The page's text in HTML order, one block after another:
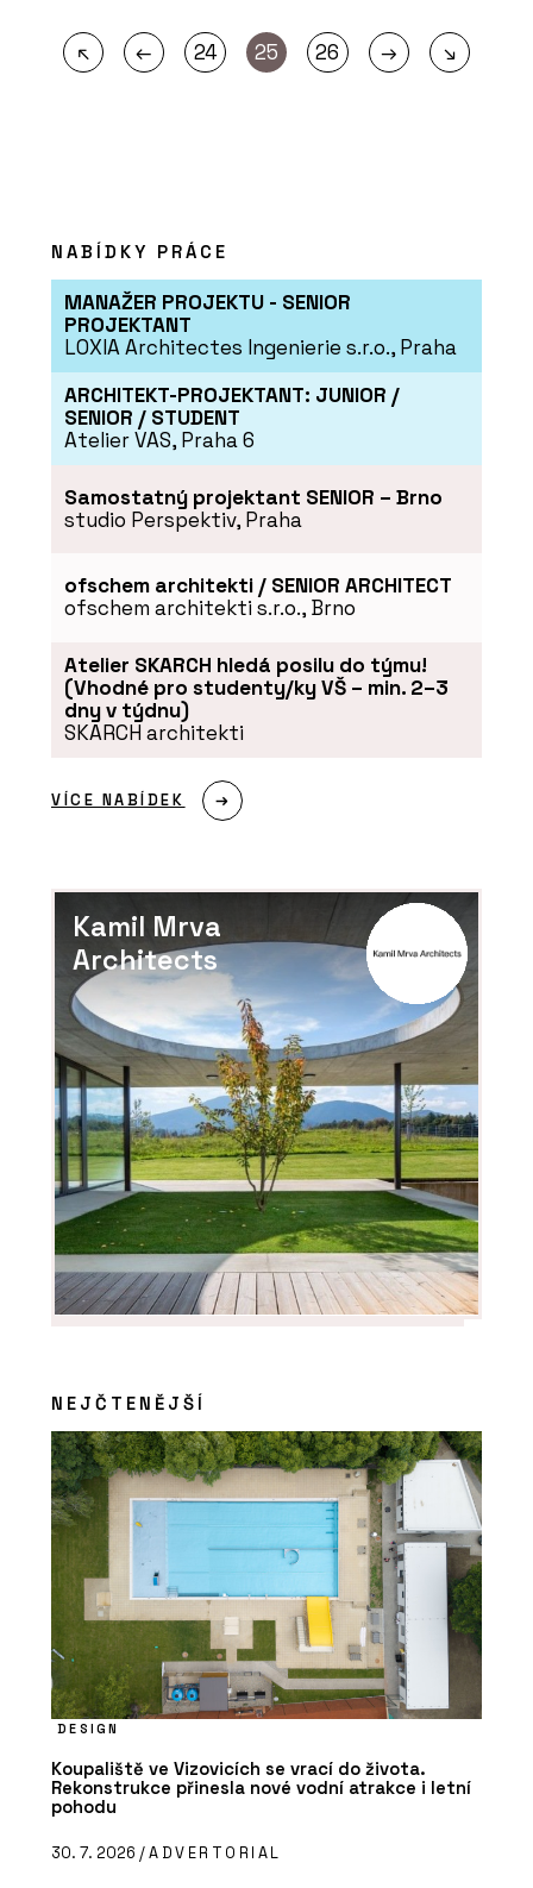
↖ ← 24 25 26 → ↘
NABÍDKY PRÁCE
MANAŽER PROJEKTU - SENIOR
PROJEKTANT
LOXIA Architectes Ingenierie s.r.o., Praha
ARCHITEKT-PROJEKTANT: JUNIOR /
SENIOR / STUDENT
Atelier VAS, Praha 6
Samostatný projektant SENIOR – Brno
studio Perspektiv, Praha
ofschem architekti / SENIOR ARCHITECT
ofschem architekti s.r.o., Brno
Atelier SKARCH hledá posilu do týmu!
(Vhodné pro studenty/ky VŠ – min. 2–3
dny v týdnu)
SKARCH architekti
VÍCE NABÍDEK
Kamil Mrva
Architects
NEJČTENĚJŠÍ
DESIGN
Koupaliště ve Vizovicích se vrací do života.
Rekonstrukce přinesla nové vodní atrakce i letní
pohodu
30. 7. 2026 /ADVERTORIAL